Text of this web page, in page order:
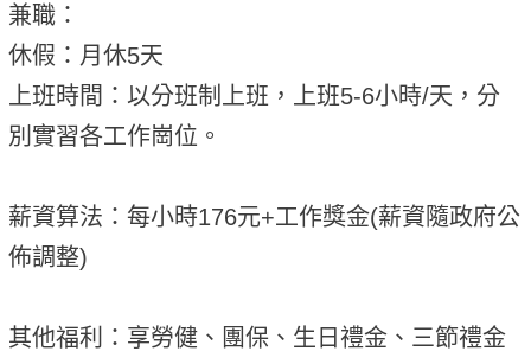
兼職：
休假：月休5天
上班時間：以分班制上班，上班5-6小時/天，分
別實習各工作崗位。
薪資算法：每小時176元+工作獎金(薪資隨政府公
佈調整)
其他福利：享勞健、團保、生日禮金、三節禮金